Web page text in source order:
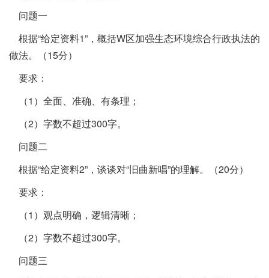
问题一
根据“给定资料1”，概括W区加强生态环境综合行政执法的
做法。（15分）
要求：
（1）全面、准确、有条理；
（2）字数不超过300字。
问题二
根据“给定资料2”，谈谈对“旧曲新唱”的理解。（20分）
要求：
（1）观点明确，逻辑清晰；
（2）字数不超过300字。
问题三